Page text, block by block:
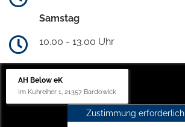
Samstag
10.00 - 13.00 Uhr
AH Below eK
Im Kuhreiher 1, 21357 Bardowick
Zustimmung erforderlich